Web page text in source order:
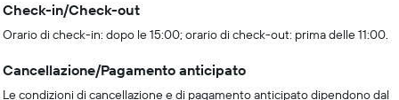
Check-in/Check-out
Orario di check-in: dopo le 15:00; orario di check-out: prima delle 11:00.
Cancellazione/Pagamento anticipato
Le condizioni di cancellazione e di pagamento anticipato dipendono dal